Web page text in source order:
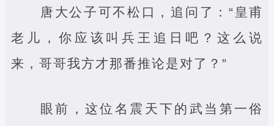
唐大公子可不松口，追问了：“皇甫
老儿，你应该叫兵王追日吧？这么说
来，哥哥我方才那番推论是对了？”
眼前，这位名震天下的武当第一俗